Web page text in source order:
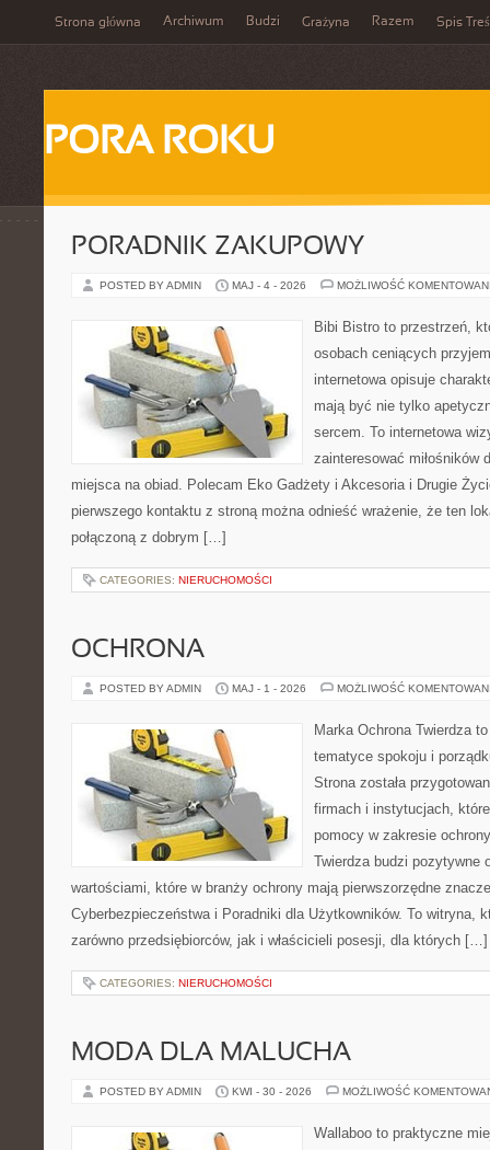
Strona główna Archiwum Budzi Grażyna Razem Spis
PORA ROKU
PORADNIK ZAKUPOWY
POSTED BY ADMIN MAJ - 4 - 2026 MOŻLIWOŚĆ
Bibi Bistro to przestrzeń,
osobach ceniących
internetowa opisuje
mają być nie tylko
sercem. To internetowa
zainteresować miłośników
miejsca na obiad. Polecam Eko Gadżety i Akcesoria i Drugie
pierwszego kontaktu z stroną można odnieść wrażenie, że ten
połączoną z dobrym […]
CATEGORIES: NIERUCHOMOŚCI
OCHRONA
POSTED BY ADMIN MAJ - 1 - 2026 MOŻLIWOŚĆ
Marka Ochrona Twierdza
tematyce spokoju i
Strona została
firmach i instytucjach,
pomocy w zakresie
Twierdza budzi pozytywne
wartościami, które w branży ochrony mają pierwszorzędne
Cyberbezpieczeństwa i Poradniki dla Użytkowników. To witryna,
zarówno przedsiębiorców, jak i właścicieli posesji, dla których […]
CATEGORIES: NIERUCHOMOŚCI
MODA DLA MALUCHA
POSTED BY ADMIN KWI - 30 - 2026 MOŻLIWOŚĆ
Wallaboo to praktyczne